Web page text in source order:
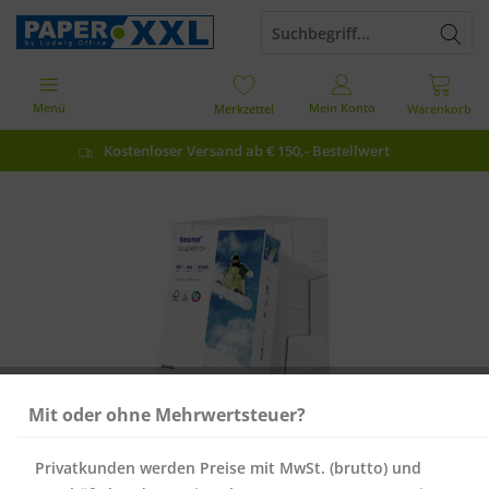
Kostenloser Versand ab € 150,- Bestellwert
Warenkorb
Merkzettel Mein Konto
Menü
Mit oder ohne Mehrwertsteuer?
Privatkunden werden Preise mit MwSt. (brutto) und